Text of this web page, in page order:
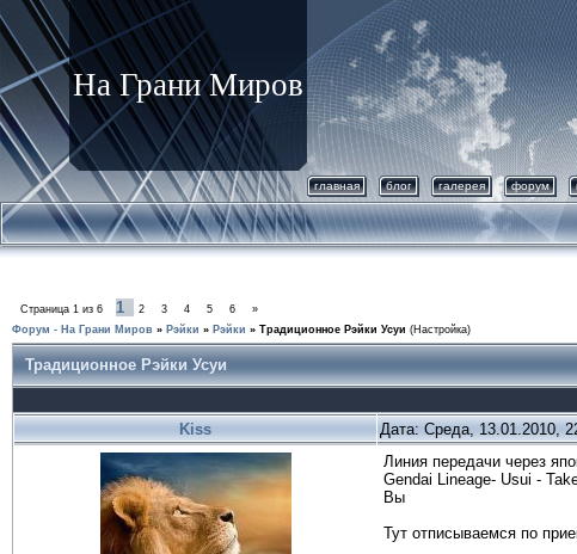
На Грани Миров
главная блог галерея форум
Страница 1 из 6 1 2 3 4 5 6
»
Форум - На Грани Миров » Рэйки » Рэйки » Традиционное Рэйки Усуи (Настройка)
Традиционное Рэйки Усуи
Kiss Дата: Среда, 13.01.2010,
Линия передачи через
Gendai Lineage- Usui -
Вы
Тут отписываемся по